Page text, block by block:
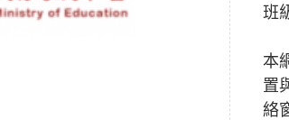
班
本
置
絡